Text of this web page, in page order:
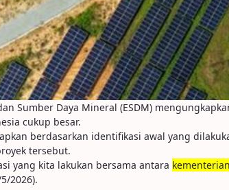
Sumber Daya Mineral (ESDM)
cukup besar.
berdasarkan identifikasi awal yang
tersebut.
yang kita lakukan bersama antara
2026).